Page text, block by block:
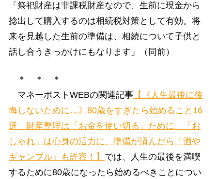
「祭祀財産は非課税財産なので、生前に現金から
捻出して購入するのは相続税対策として有効。将
来を見越した生前の準備は、相続について子供と
話し合うきっかけにもなります」（同前）
＊ ＊ ＊
マネーポストWEBの関連記事【《人生最後に後
悔しないために…》80歳をすぎたら始めること16
選 財産整理は「お金を使い切る」ために、「お
しゃれ」は心身の活力に、準備が済んだら「酒や
ギャンブル」も許容！】 では、人生の最後を満喫
するために80歳になったら始めるべきことについ